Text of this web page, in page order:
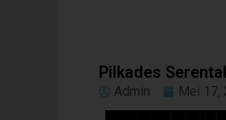
Pilkades
Admin Mei 17,